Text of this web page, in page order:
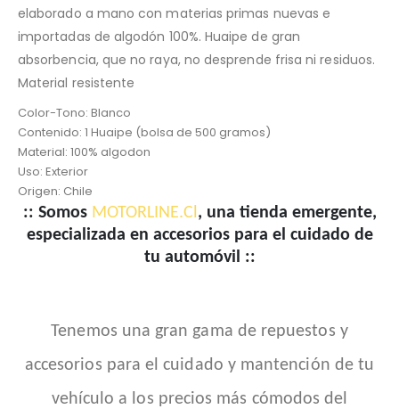
elaborado a mano con materias primas nuevas e
importadas de algodón 100%. Huaipe de gran
absorbencia, que no raya, no desprende frisa ni residuos.
Material resistente
Color-Tono: Blanco
Contenido: 1 Huaipe (bolsa de 500 gramos)
Material: 100% algodon
Uso: Exterior
Origen: Chile
:: Somos MOTORLINE.Cl , una tienda emergente,
especializada en accesorios para el cuidado de
tu automóvil ::
Tenemos una gran gama de repuestos y
accesorios para el cuidado y mantención de tu
vehículo a los precios más cómodos del